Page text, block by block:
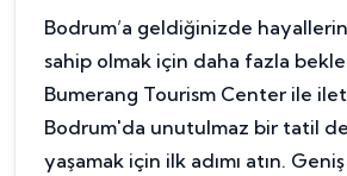
Bodrum’a geldiğinizde
sahip olmak için daha fazla
Bumerang Tourism Center ile
Bodrum'da unutulmaz bir tatil
yaşamak için ilk adımı atın.